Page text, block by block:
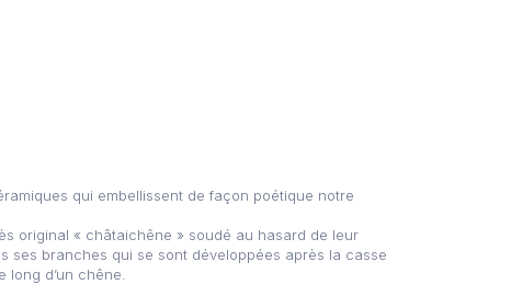
qui embellissent de façon poétique notre
original « châtaichêne » soudé au hasard de leur
ses branches qui se sont développées après la casse
d’un chêne.